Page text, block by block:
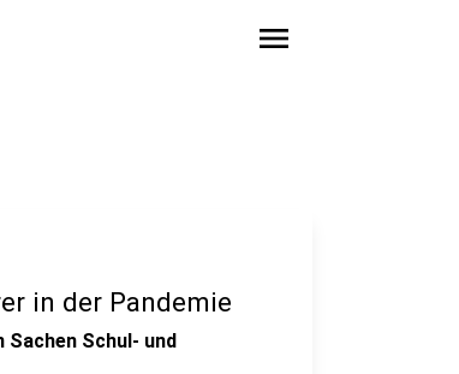
menu
in der Pandemie
Schul- und